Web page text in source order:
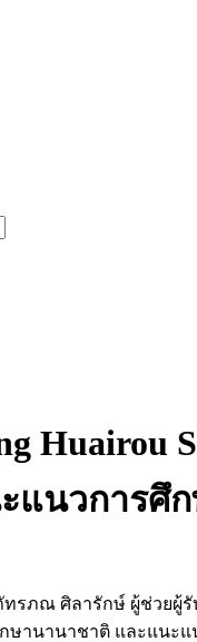
Huairou
นวการศึ
ภณ ศิลารักษ์ ผู้ช่วยผู้รับ
านานาชาติ และแนะแ